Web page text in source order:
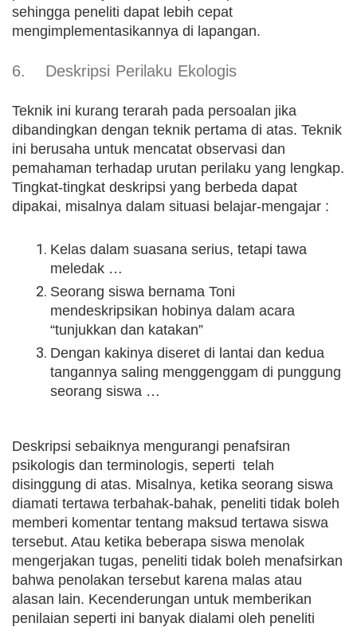
sehingga peneliti dapat lebih cepat
mengimplementasikannya di lapangan.
6. Deskripsi Perilaku Ekologis
Teknik ini kurang terarah pada persoalan jika
dibandingkan dengan teknik pertama di atas. Teknik
ini berusaha untuk mencatat observasi dan
pemahaman terhadap urutan perilaku yang lengkap.
Tingkat-tingkat deskripsi yang berbeda dapat
dipakai, misalnya dalam situasi belajar-mengajar :
Kelas dalam suasana serius, tetapi tawa
meledak …
Seorang siswa bernama Toni
mendeskripsikan hobinya dalam acara
“tunjukkan dan katakan”
Dengan kakinya diseret di lantai dan kedua
tangannya saling menggenggam di punggung
seorang siswa …
Deskripsi sebaiknya mengurangi penafsiran
psikologis dan terminologis, seperti telah
disinggung di atas. Misalnya, ketika seorang siswa
diamati tertawa terbahak-bahak, peneliti tidak boleh
memberi komentar tentang maksud tertawa siswa
tersebut. Atau ketika beberapa siswa menolak
mengerjakan tugas, peneliti tidak boleh menafsirkan
bahwa penolakan tersebut karena malas atau
alasan lain. Kecenderungan untuk memberikan
penilaian seperti ini banyak dialami oleh peneliti